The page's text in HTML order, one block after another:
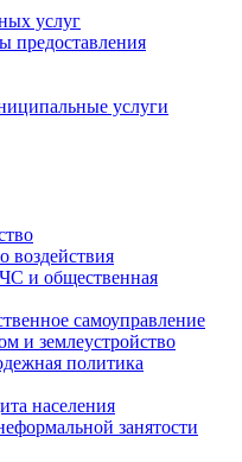
услуг
предоставления
услуги
воздействия
и общественная
самоуправление
и землеустройство
политика
населения
занятости